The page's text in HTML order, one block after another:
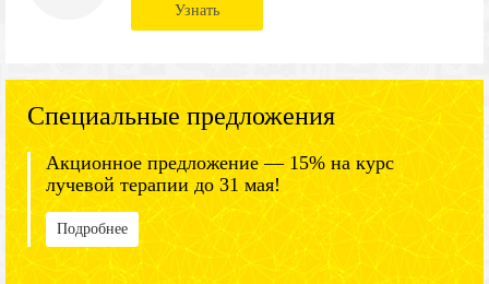
Узнать
Специальные предложения
Акционное предложение — 15% на курс
лучевой терапии до 31 мая!
Подробнее